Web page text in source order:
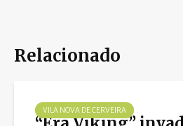
Relacionado
VILA NOVA DE CERVEIRA